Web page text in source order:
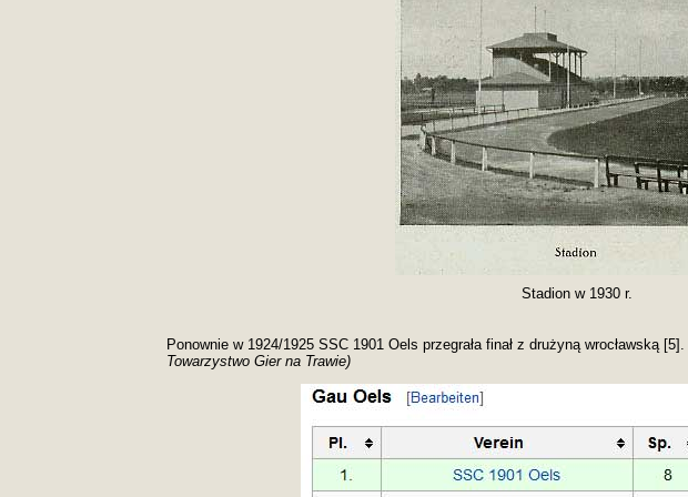
Stadion w 1930 r.
Ponownie w 1924/1925 SSC 1901 Oels przegrała finał z drużyną wrocławską [5].
Towarzystwo Gier na Trawie)